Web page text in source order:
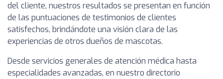
del cliente, nuestros resultados se presentan en función
de las puntuaciones de testimonios de clientes
satisfechos, brindándote una visión clara de las
experiencias de otros dueños de mascotas.
Desde servicios generales de atención médica hasta
especialidades avanzadas, en nuestro directorio